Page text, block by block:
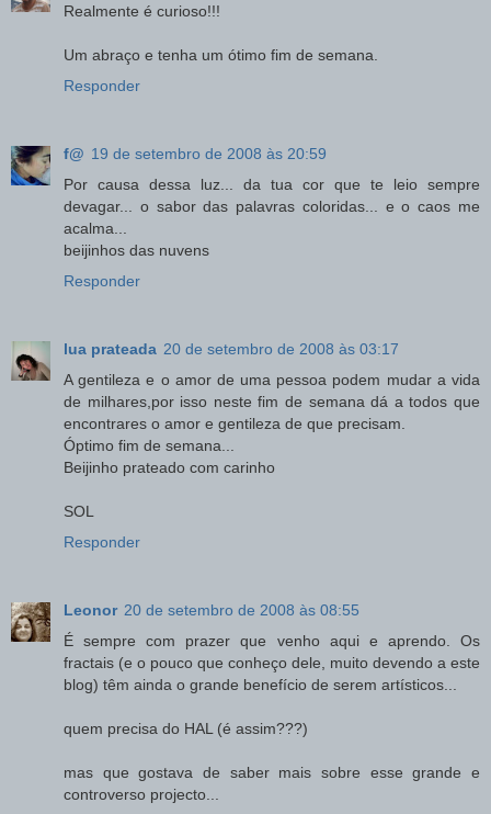
Realmente é curioso!!!
Um abraço e tenha um ótimo fim de semana.
Responder
f@ 19 de setembro de 2008 às 20:59
Por causa dessa luz... da tua cor que te leio sempre
devagar... o sabor das palavras coloridas... e o caos me
acalma...
beijinhos das nuvens
Responder
lua prateada 20 de setembro de 2008 às 03:17
A gentileza e o amor de uma pessoa podem mudar a vida
de milhares,por isso neste fim de semana dá a todos que
encontrares o amor e gentileza de que precisam.
Óptimo fim de semana...
Beijinho prateado com carinho
SOL
Responder
Leonor 20 de setembro de 2008 às 08:55
É sempre com prazer que venho aqui e aprendo. Os
fractais (e o pouco que conheço dele, muito devendo a este
blog) têm ainda o grande benefício de serem artísticos...
quem precisa do HAL (é assim???)
mas que gostava de saber mais sobre esse grande e
controverso projecto...